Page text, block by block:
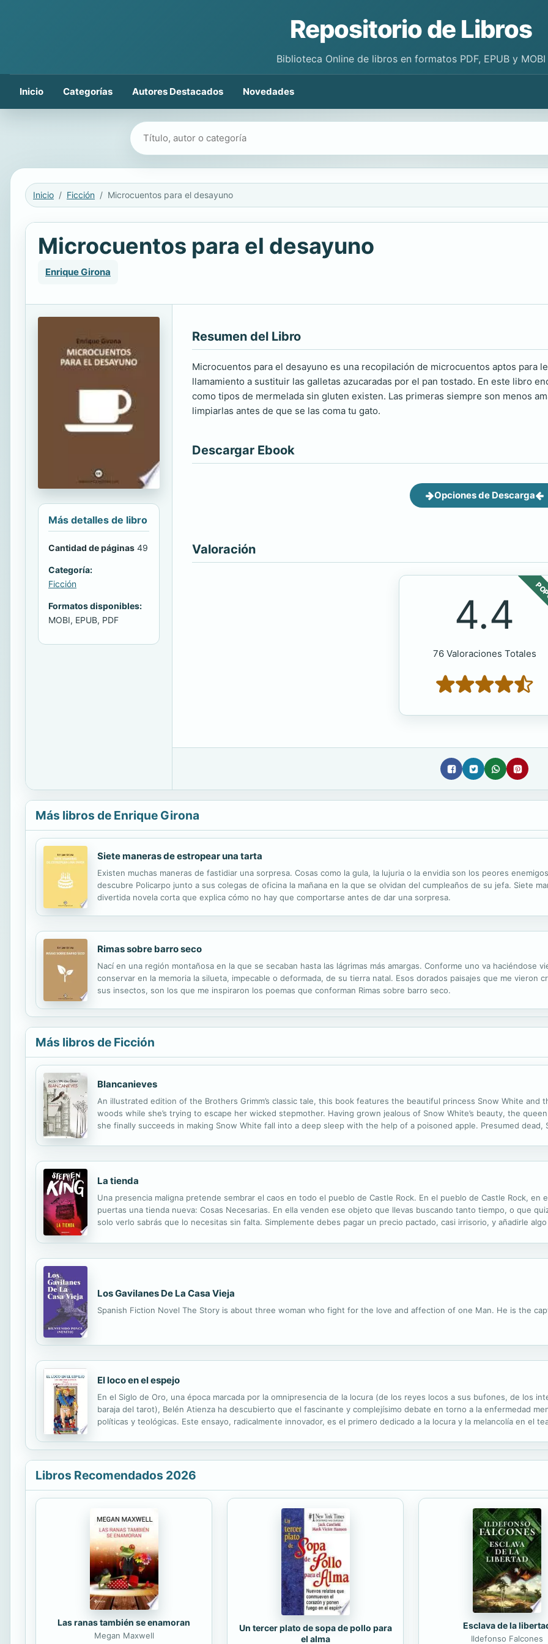
Repositorio de Libros
Biblioteca Online de libros en formatos PDF, EPUB y MOBI
Inicio Categorías Autores Destacados Novedades
Buscar libros
Inicio Ficción Microcuentos para el desayuno
Microcuentos para el desayuno
Enrique Girona
Más detalles de libro
Cantidad de páginas 49
Categoría:
Ficción
Formatos disponibles:
MOBI, EPUB, PDF
Resumen del Libro
Microcuentos para el desayuno es una recopilación de microcuentos aptos para
llamamiento a sustituir las galletas azucaradas por el pan tostado. En este libro
como tipos de mermelada sin gluten existen. Las primeras siempre son menos
limpiarlas antes de que se las coma tu gato.
Descargar Ebook
Opciones de Descarga
Valoración
4.4
76 Valoraciones Totales
Más libros de Enrique Girona
Siete maneras de estropear una tarta
Existen muchas maneras de fastidiar una sorpresa. Cosas como la gula, la lujuria o la envidia son los peores
descubre Policarpo junto a sus colegas de oficina la mañana en la que se olvidan del cumpleaños de su jefa. Siete
divertida novela corta que explica cómo no hay que comportarse antes de dar una sorpresa.
Rimas sobre barro seco
Nací en una región montañosa en la que se secaban hasta las lágrimas más amargas. Conforme uno va haciéndose
conservar en la memoria la silueta, impecable o deformada, de su tierra natal. Esos dorados paisajes que me vieron
sus insectos, son los que me inspiraron los poemas que conforman Rimas sobre barro seco.
Más libros de Ficción
Blancanieves
An illustrated edition of the Brothers Grimm’s classic tale, this book features the beautiful princess Snow White
woods while she’s trying to escape her wicked stepmother. Having grown jealous of Snow White’s beauty, the
she finally succeeds in making Snow White fall into a deep sleep with the help of a poisoned apple. Presumed
La tienda
Una presencia maligna pretende sembrar el caos en todo el pueblo de Castle Rock. En el pueblo de Castle Rock, en
puertas una tienda nueva: Cosas Necesarias. En ella venden ese objeto que llevas buscando tanto tiempo, o que
solo verlo sabrás que lo necesitas sin falta. Simplemente debes pagar un precio pactado, casi irrisorio, y añadirle
Los Gavilanes De La Casa Vieja
Spanish Fiction Novel The Story is about three woman who fight for the love and affection of one Man. He is the
El loco en el espejo
En el Siglo de Oro, una época marcada por la omnipresencia de la locura (de los reyes locos a sus bufones, de los
baraja del tarot), Belén Atienza ha descubierto que el fascinante y complejísimo debate en torno a la enfermedad
políticas y teológicas. Este ensayo, radicalmente innovador, es el primero dedicado a la locura y la melancolía en el
Libros Recomendados 2026
Las ranas también se enamoran
Megan Maxwell
Un tercer plato de sopa de pollo para
el alma
Esclava de la
Ildefonso Falcones